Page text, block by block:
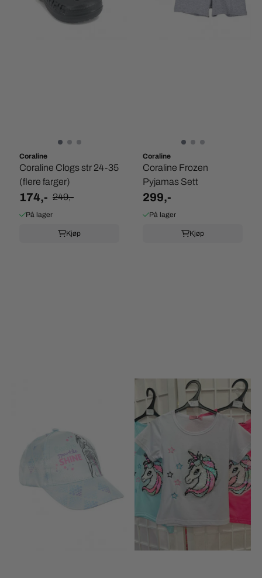
Coraline
Coraline Clogs str 24-35
(flere farger)
174,- 249,-
På lager
Kjøp
Coraline
Coraline Frozen
Pyjamas Sett
299,-
På lager
Kjøp